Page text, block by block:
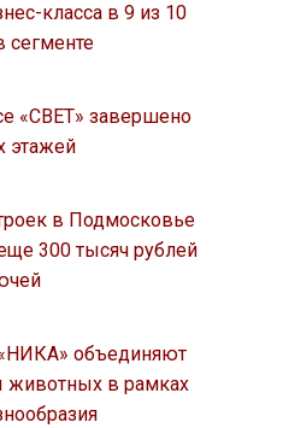
класса в 9 из 10
сегменте
«СВЕТ» завершено
этажей
в Подмосковье
300 тысяч рублей
объединяют
животных в рамках